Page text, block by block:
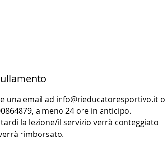
una email ad info@rieducatoresportivo.it o
almeno 24 ore in anticipo.
la lezione/il servizio verrà conteggiato
rimborsato.